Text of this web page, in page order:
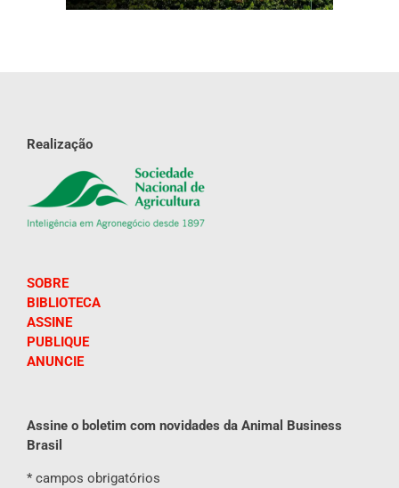
Realização
SOBRE
BIBLIOTECA
ASSINE
PUBLIQUE
ANUNCIE
Assine o boletim com novidades da Animal Business
Brasil
* campos obrigatórios